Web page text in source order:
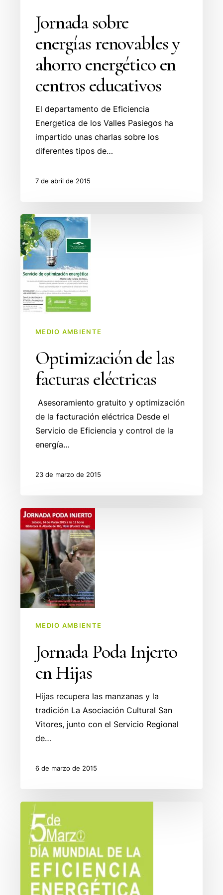
Jornada sobre
energías renovables y
ahorro energético en
centros educativos
El departamento de Eficiencia
Energetica de los Valles Pasiegos ha
impartido unas charlas sobre los
diferentes tipos de…
7 de abril de 2015
Optimización
de
las
facturas
eléctricas
MEDIO AMBIENTE
Optimización de las
facturas eléctricas
Asesoramiento gratuito y optimización
de la facturación eléctrica Desde el
Servicio de Eficiencia y control de la
energía…
23 de marzo de 2015
Jornada
Poda
Injerto
en
Hijas
MEDIO AMBIENTE
Jornada Poda Injerto
en Hijas
Hijas recupera las manzanas y la
tradición La Asociación Cultural San
Vitores, junto con el Servicio Regional
de…
6 de marzo de 2015
Marzo
día
mundial